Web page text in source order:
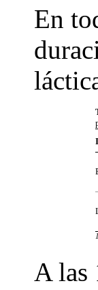
En
1
A las